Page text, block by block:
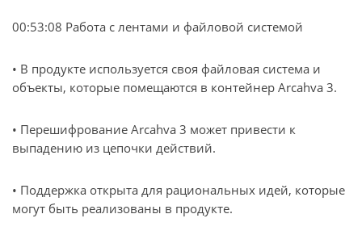
00:53:08 Работа с лентами и файловой системой
• В продукте используется своя файловая система и
объекты, которые помещаются в контейнер Arcahva 3.
• Перешифрование Arcahva 3 может привести к
выпадению из цепочки действий.
• Поддержка открыта для рациональных идей, которые
могут быть реализованы в продукте.